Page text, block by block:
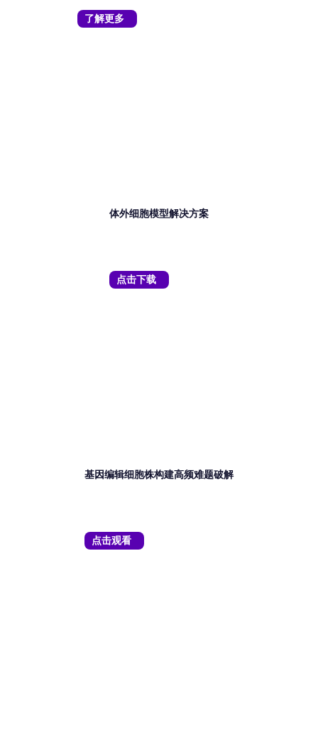
了解更多
体外细胞模型解决方案
点击下载
基因编辑细胞株构建高频难题破解
点击观看